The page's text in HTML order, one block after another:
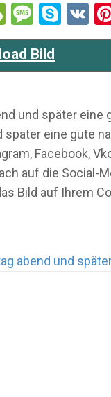
WeChat
Bild
und später
eine gute
Facebook,
auf die Social-
Bild auf Ihrem
abend und